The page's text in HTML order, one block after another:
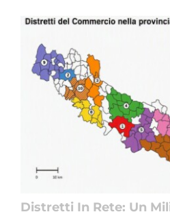
Distretti In Rete: Un